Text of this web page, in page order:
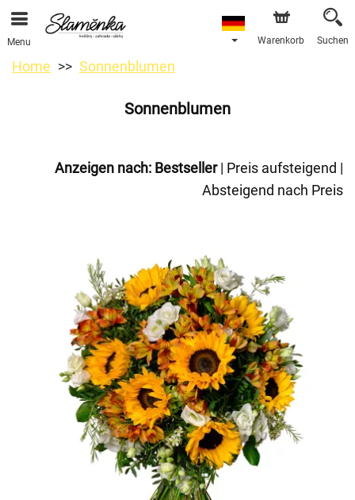
Menu Warenkorb Suchen
Home Sonnenblumen
Sonnenblumen
Anzeigen nach: Bestseller| Preis aufsteigend |
Absteigend nach Preis